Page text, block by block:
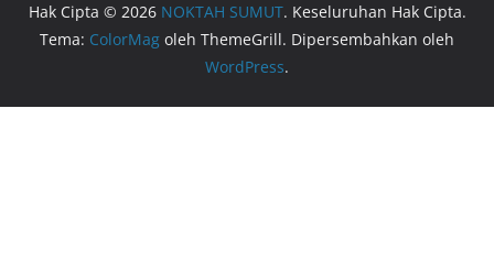
Hak Cipta © 2026 NOKTAH SUMUT. Keseluruhan Hak Cipta.
Tema: ColorMag oleh ThemeGrill. Dipersembahkan oleh
WordPress.